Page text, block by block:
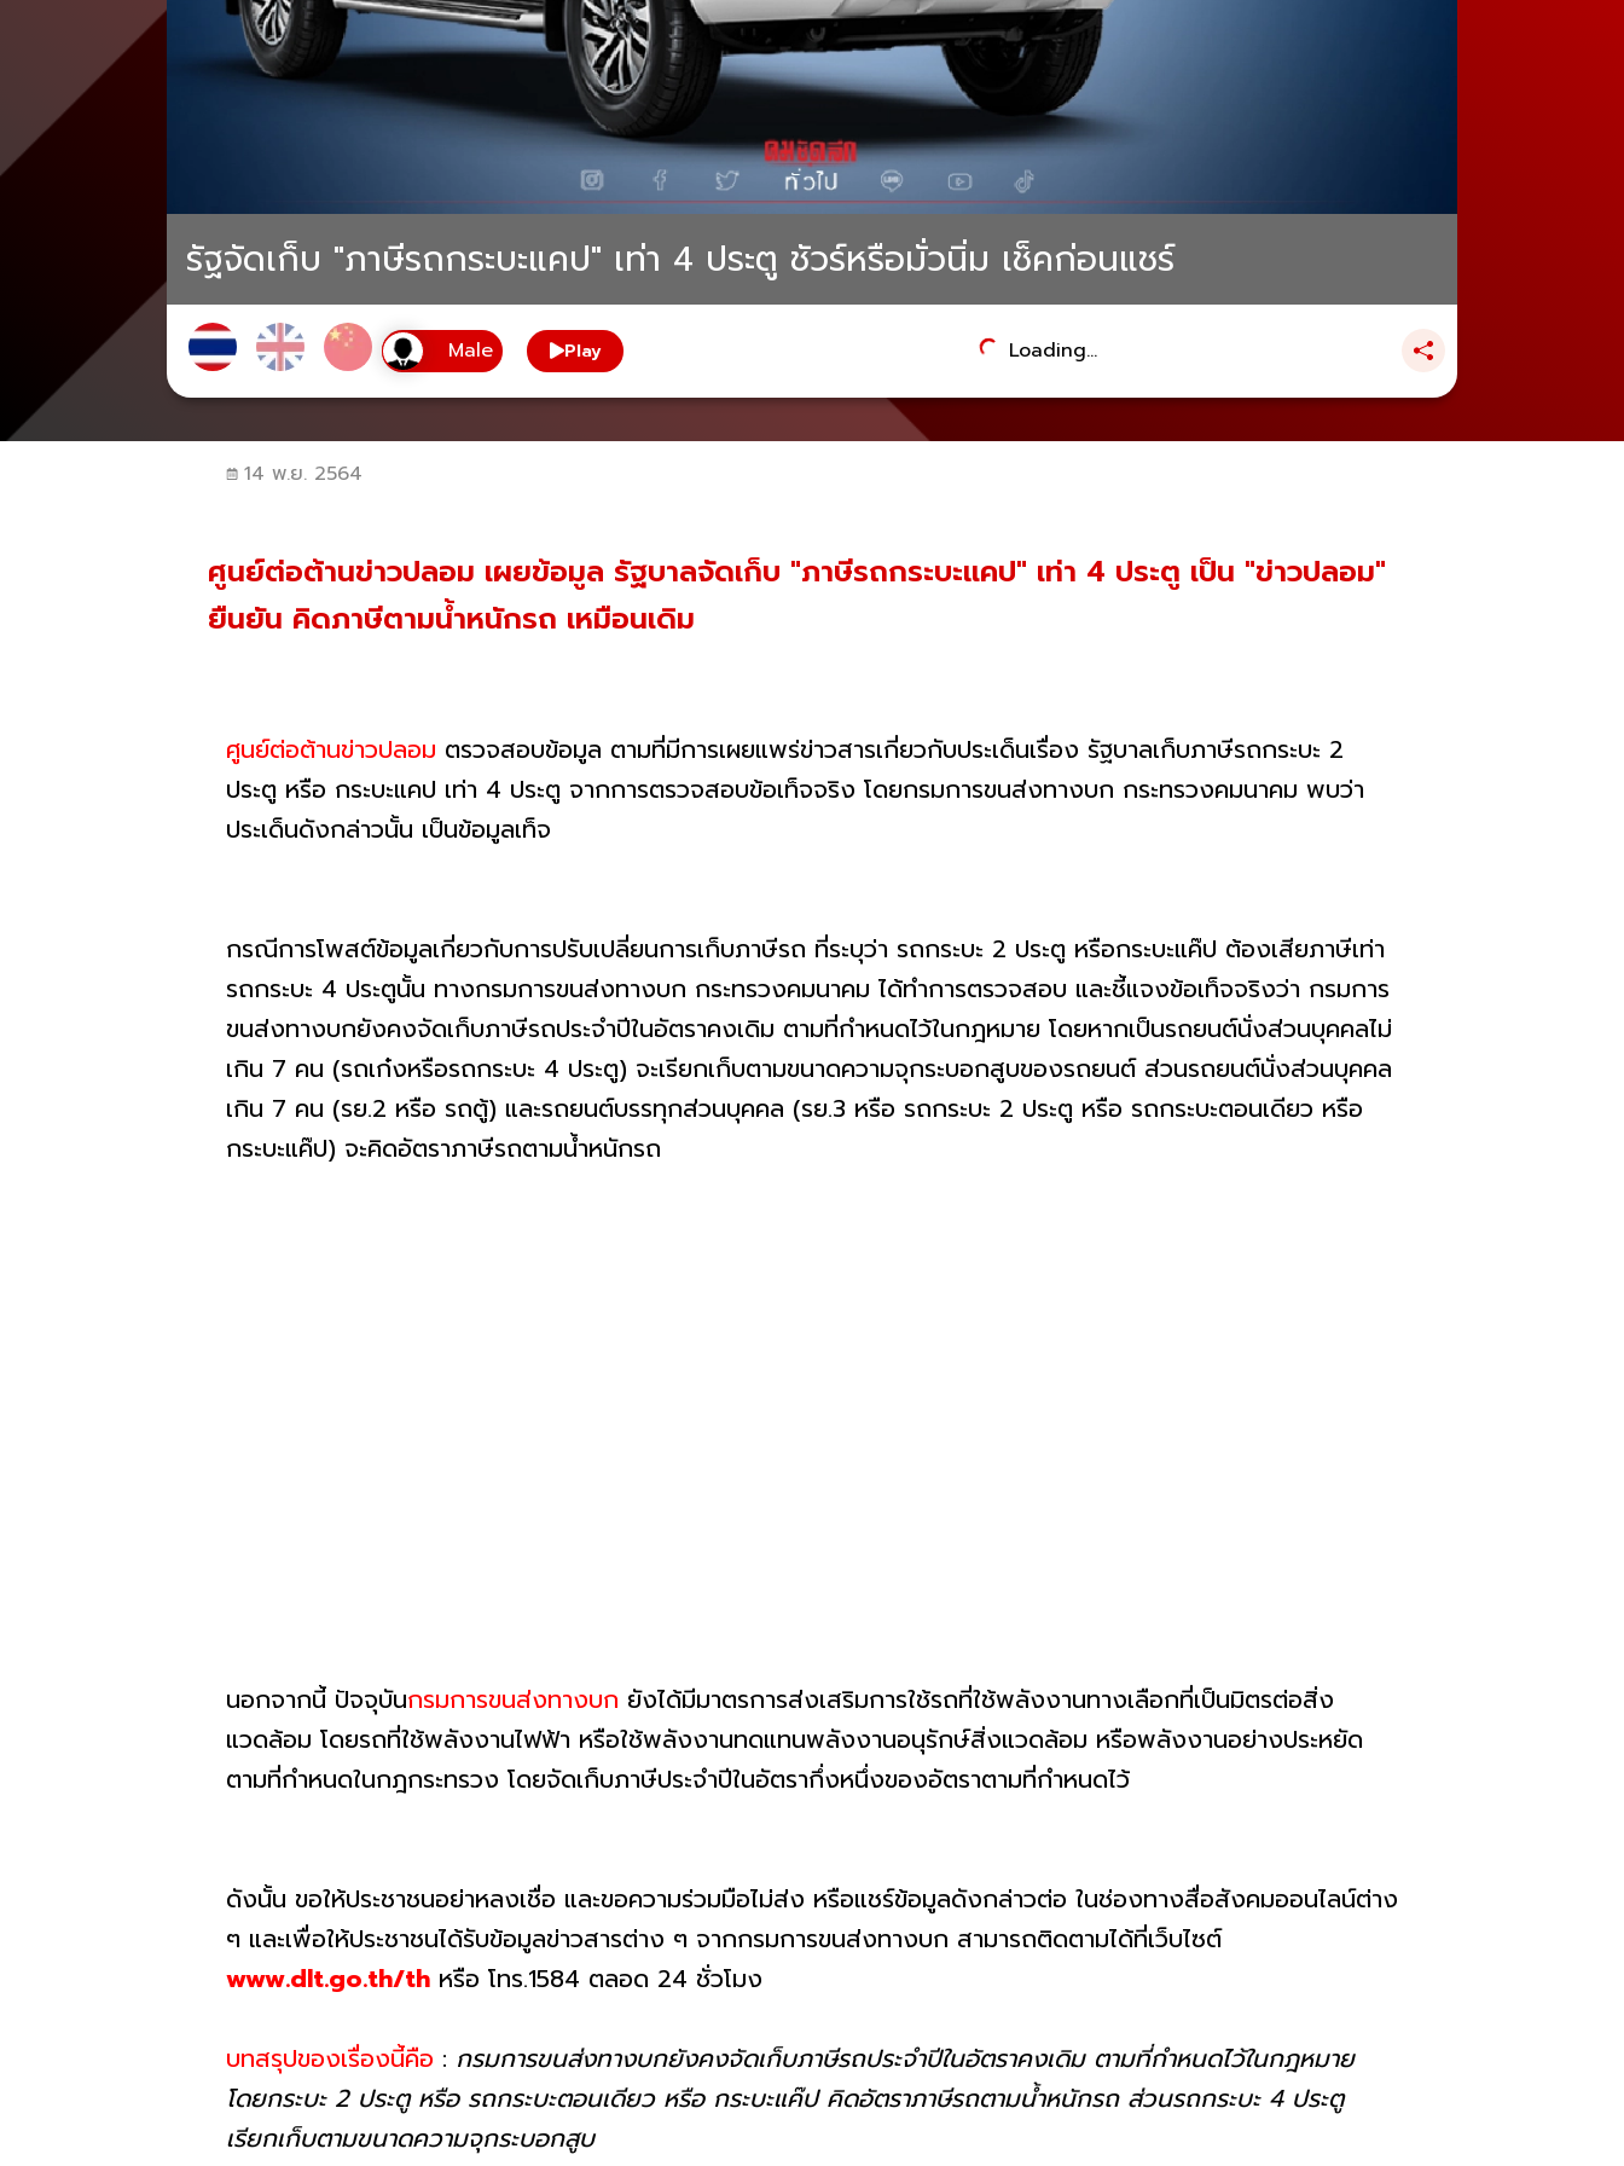
รัฐจัดเก็บ "ภาษีรถกระบะแคป" เท่า 4 ประตู ชัวร์หรือมั่วนิ่ม เช็คก่อนแชร์
Play Loading...
14 พ.ย. 2564
ศูนย์ต่อต้านข่าวปลอม เผยข้อมูล รัฐบาลจัดเก็บ "ภาษีรถกระบะแคป" เท่า 4 ประตู เป็น "ข่าวปลอม"
ยืนยัน คิดภาษีตามน้ำหนักรถ เหมือนเดิม
ศูนย์ต่อต้านข่าวปลอม ตรวจสอบข้อมูล ตามที่มีการเผยแพร่ข่าวสารเกี่ยวกับประเด็นเรื่อง รัฐบาลเก็บภาษีรถกระบะ 2
ประตู หรือ กระบะแคป เท่า 4 ประตู จากการตรวจสอบข้อเท็จจริง โดยกรมการขนส่งทางบก กระทรวงคมนาคม พบว่า
ประเด็นดังกล่าวนั้น เป็นข้อมูลเท็จ
กรณีการโพสต์ข้อมูลเกี่ยวกับการปรับเปลี่ยนการเก็บภาษีรถ ที่ระบุว่า รถกระบะ 2 ประตู หรือกระบะแค๊ป ต้องเสียภาษีเท่า
รถกระบะ 4 ประตูนั้น ทางกรมการขนส่งทางบก กระทรวงคมนาคม ได้ทำการตรวจสอบ และชี้แจงข้อเท็จจริงว่า กรมการ
ขนส่งทางบกยังคงจัดเก็บภาษีรถประจำปีในอัตราคงเดิม ตามที่กำหนดไว้ในกฎหมาย โดยหากเป็นรถยนต์นั่งส่วนบุคคลไม่
เกิน 7 คน (รถเก๋งหรือรถกระบะ 4 ประตู) จะเรียกเก็บตามขนาดความจุกระบอกสูบของรถยนต์ ส่วนรถยนต์นั่งส่วนบุคคล
เกิน 7 คน (รย.2 หรือ รถตู้) และรถยนต์บรรทุกส่วนบุคคล (รย.3 หรือ รถกระบะ 2 ประตู หรือ รถกระบะตอนเดียว หรือ
กระบะแค๊ป) จะคิดอัตราภาษีรถตามน้ำหนักรถ
นอกจากนี้ ปัจจุบันกรมการขนส่งทางบก ยังได้มีมาตรการส่งเสริมการใช้รถที่ใช้พลังงานทางเลือกที่เป็นมิตรต่อสิ่ง
แวดล้อม โดยรถที่ใช้พลังงานไฟฟ้า หรือใช้พลังงานทดแทนพลังงานอนุรักษ์สิ่งแวดล้อม หรือพลังงานอย่างประหยัด
ตามที่กำหนดในกฎกระทรวง โดยจัดเก็บภาษีประจำปีในอัตรากึ่งหนึ่งของอัตราตามที่กำหนดไว้
ดังนั้น ขอให้ประชาชนอย่าหลงเชื่อ และขอความร่วมมือไม่ส่ง หรือแชร์ข้อมูลดังกล่าวต่อ ในช่องทางสื่อสังคมออนไลน์ต่าง
ๆ และเพื่อให้ประชาชนได้รับข้อมูลข่าวสารต่าง ๆ จากกรมการขนส่งทางบก สามารถติดตามได้ที่เว็บไซต์
www.dlt.go.th/th หรือ โทร.1584 ตลอด 24 ชั่วโมง
บทสรุปของเรื่องนี้คือ : กรมการขนส่งทางบกยังคงจัดเก็บภาษีรถประจำปีในอัตราคงเดิม ตามที่กำหนดไว้ในกฎหมาย
โดยกระบะ 2 ประตู หรือ รถกระบะตอนเดียว หรือ กระบะแค๊ป คิดอัตราภาษีรถตามน้ำหนักรถ ส่วนรถกระบะ 4 ประตู
เรียกเก็บตามขนาดความจุกระบอกสูบ